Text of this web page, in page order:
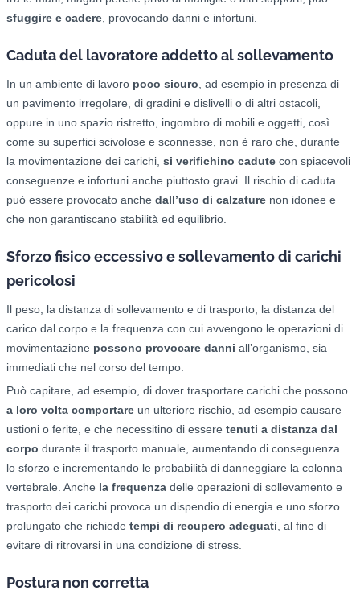
sfuggire e cadere , provocando danni e infortuni.
Caduta del lavoratore addetto al sollevamento
In un ambiente di lavoro poco sicuro , ad esempio in presenza di
un pavimento irregolare, di gradini e dislivelli o di altri ostacoli,
oppure in uno spazio ristretto, ingombro di mobili e oggetti, così
come su superfici scivolose e sconnesse, non è raro che, durante
la movimentazione dei carichi, si verifichino cadute con spiacevoli
conseguenze e infortuni anche piuttosto gravi. Il rischio di caduta
può essere provocato anche dall’uso di calzature non idonee e
che non garantiscano stabilità ed equilibrio.
Sforzo fisico eccessivo e sollevamento di carichi
pericolosi
Il peso, la distanza di sollevamento e di trasporto, la distanza del
carico dal corpo e la frequenza con cui avvengono le operazioni di
movimentazione possono provocare danni all’organismo, sia
immediati che nel corso del tempo.
Può capitare, ad esempio, di dover trasportare carichi che possono
a loro volta comportare un ulteriore rischio, ad esempio causare
ustioni o ferite, e che necessitino di essere tenuti a distanza dal
corpo durante il trasporto manuale, aumentando di conseguenza
lo sforzo e incrementando le probabilità di danneggiare la colonna
vertebrale. Anche la frequenza delle operazioni di sollevamento e
trasporto dei carichi provoca un dispendio di energia e uno sforzo
prolungato che richiede tempi di recupero adeguati , al fine di
evitare di ritrovarsi in una condizione di stress.
Postura non corretta